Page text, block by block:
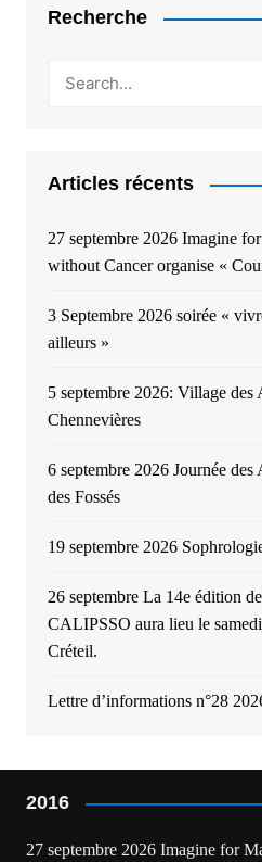
Recherche
Articles récents
27 septembre 2026 Imagine
without Cancer organise «
3 Septembre 2026 soirée «
ailleurs »
5 septembre 2026: Village des
Chennevières
6 septembre 2026 Journée
des Fossés
19 septembre 2026
26 septembre La 14e édition
CALIPSSO aura lieu le
Créteil.
Lettre d’informations n°28
2016
27 septembre 2026 Imagine for